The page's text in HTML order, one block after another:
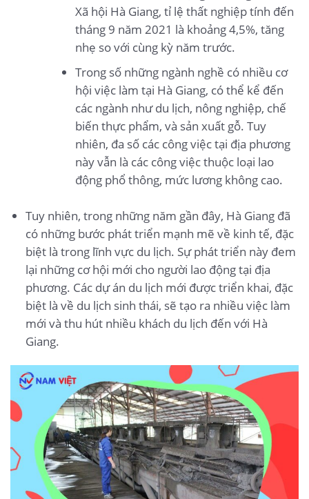
Xã hội Hà Giang, tỉ lệ thất nghiệp tính đến
tháng 9 năm 2021 là khoảng 4,5%, tăng
nhẹ so với cùng kỳ năm trước.
Trong số những ngành nghề có nhiều cơ
hội việc làm tại Hà Giang, có thể kể đến
các ngành như du lịch, nông nghiệp, chế
biến thực phẩm, và sản xuất gỗ. Tuy
nhiên, đa số các công việc tại địa phương
này vẫn là các công việc thuộc loại lao
động phổ thông, mức lương không cao.
Tuy nhiên, trong những năm gần đây, Hà Giang đã
có những bước phát triển mạnh mẽ về kinh tế, đặc
biệt là trong lĩnh vực du lịch. Sự phát triển này đem
lại những cơ hội mới cho người lao động tại địa
phương. Các dự án du lịch mới được triển khai, đặc
biệt là về du lịch sinh thái, sẽ tạo ra nhiều việc làm
mới và thu hút nhiều khách du lịch đến với Hà
Giang.